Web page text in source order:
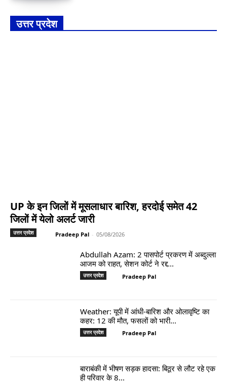
उत्तर प्रदेश
UP के इन जिलों में मूसलाधार बारिश, हरदोई समेत 42
जिलों में येलो अलर्ट जारी
उत्तर प्रदेश Pradeep Pal - 05/08/2026
Abdullah Azam: 2 पासपोर्ट प्रकरण में अब्दुल्ला
आजम को राहत, सेशन कोर्ट ने रद्द...
उत्तर प्रदेश Pradeep Pal
Weather: यूपी में आंधी-बारिश और ओलावृष्टि का
कहर: 12 की मौत, फसलों को भारी...
उत्तर प्रदेश Pradeep Pal
बाराबंकी में भीषण सड़क हादसा: बिठूर से लौट रहे एक
ही परिवार के 8...